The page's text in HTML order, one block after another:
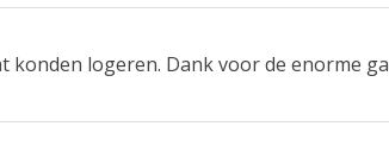
konden logeren. Dank voor de enorme